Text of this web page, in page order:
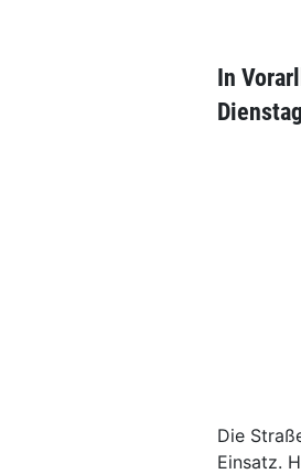
In
Die
Einsatz.